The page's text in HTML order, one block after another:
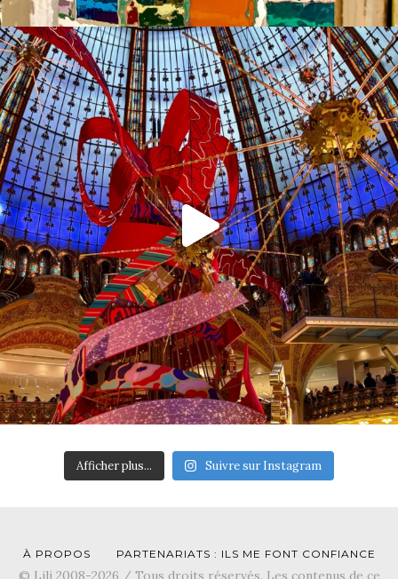
Afficher plus... Suivre sur Instagram
À PROPOS PARTENARIATS : ILS ME FONT CONFIANCE
© Lili 2008-2026 / Tous droits réservés. Les contenus de ce